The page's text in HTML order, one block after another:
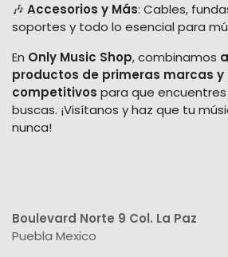
🎶 Accesorios y Más: Cables,
soportes y todo lo esencial para
En Only Music Shop, combinamos
productos de primeras marcas y
competitivos para que
buscas. ¡Visítanos y haz que tu
nunca!
Boulevard Norte 9 Col. La Paz
Puebla Mexico